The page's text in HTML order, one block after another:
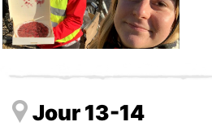
Jour 13-14